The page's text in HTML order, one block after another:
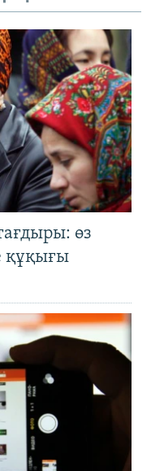
өз
құқығы